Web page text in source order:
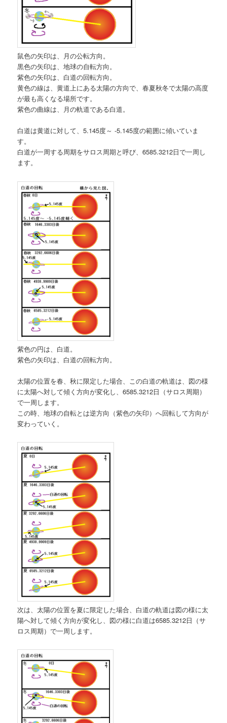
鼠色の矢印は、月の公転方向。
黒色の矢印は、地球の自転方向。
紫色の矢印は、白道の回転方向。
黄色の線は、黄道上にある太陽の方向で、春夏秋冬で太陽の高度
が最も高くなる場所です。
紫色の曲線は、月の軌道である白道。
白道は黄道に対して、5.145度～ -5.145度の範囲に傾いていま
す。
白道が一周する周期をサロス周期と呼び、6585.3212日で一周し
ます。
紫色の円は、白道。
紫色の矢印は、白道の回転方向。
太陽の位置を春、秋に限定した場合、この白道の軌道は、図の様
に太陽へ対して傾く方向が変化し、6585.3212日（サロス周期）
で一周します。
この時、地球の自転とは逆方向（紫色の矢印）へ回転して方向が
変わっていく。
次は、太陽の位置を夏に限定した場合、白道の軌道は図の様に太
陽へ対して傾く方向が変化し、図の様に白道は6585.3212日（サ
ロス周期）で一周します。